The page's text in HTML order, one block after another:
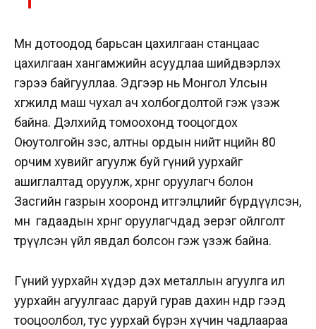
Мөн дотоодод барьсан цахилгаан станцаас
цахилгаан хангамжийн асуудлаа шийдвэрлэх
гэрээ байгууллаа. Эдгээр нь Монгол Улсын
хөгжилд маш чухал ач холбогдолтой гэж үзэж
байна. Дэлхийд томоохонд тооцогдох
Оюутолгойн зэс, алтны ордын нийт нөөцийн 80
орчим хувийг агуулж буй гүний уурхайг
ашиглалтад оруулж, хөрөнгө оруулагч болон
Засгийн газрын хооронд итгэлцлийг бүрдүүлсэн,
мөн гадаадын хөрөнгө оруулагчдад эерэг ойлголт
төрүүлсэн үйл явдал болсон гэж үзэж байна.
Гүний уурхайн хүдэр дэх металлын агуулга ил
уурхайн агуулгаас даруй гурав дахин өндөр гээд
тооцоолбол, тус уурхай бүрэн хүчин чадлаараа